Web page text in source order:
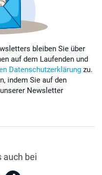
bleiben Sie über
auf dem Laufenden und
Datenschutzerklärung zu.
indem Sie auf den
Newsletter
auch bei